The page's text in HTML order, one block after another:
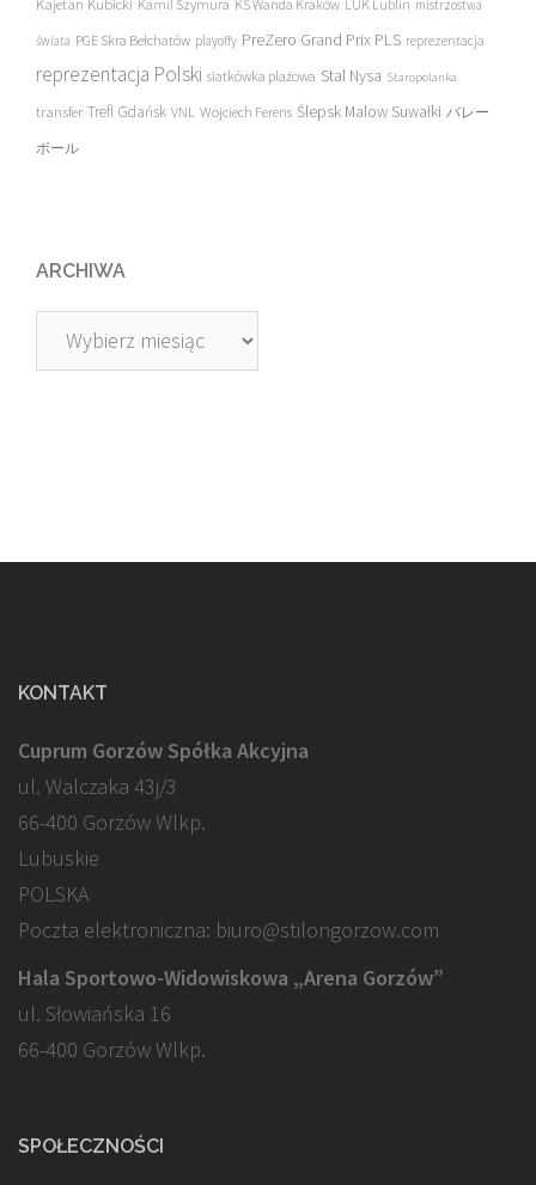
Kamil Szymura KS Wanda Kraków LUK Lublin mistrzostwa
świata PGE Skra Bełchatów playoffy PreZero Grand Prix PLS reprezentacja
reprezentacja Polski siatkówka plażowa Stal Nysa Staropolanka
transfer Trefl Gdańsk VNL Wojciech Ferens Ślepsk Malow Suwałki バレー
ボール
ARCHIWA
Archiwa
KONTAKT
Cuprum Gorzów Spółka Akcyjna
ul. Walczaka 43j/3
66-400 Gorzów Wlkp.
Lubuskie
POLSKA
Poczta elektroniczna: biuro@stilongorzow.com
Hala Sportowo-Widowiskowa „Arena Gorzów”
ul. Słowiańska 16
66-400 Gorzów Wlkp.
SPOŁECZNOŚCI